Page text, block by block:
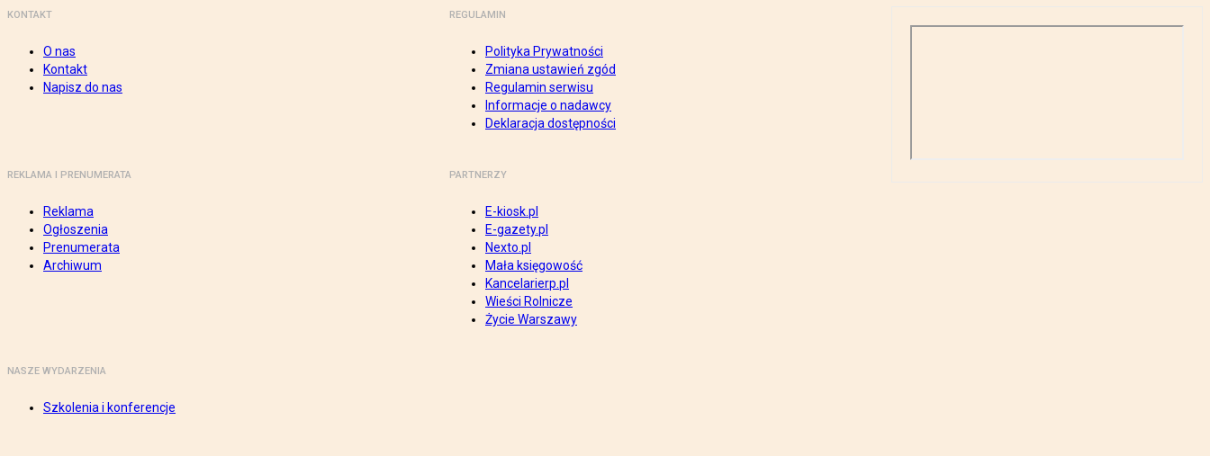
KONTAKT
O nas
Kontakt
Napisz do nas
REGULAMIN
Polityka Prywatności
Zmiana ustawień zgód
Regulamin serwisu
Informacje o nadawcy
Deklaracja dostępności
REKLAMA I PRENUMERATA
Reklama
Ogłoszenia
Prenumerata
Archiwum
PARTNERZY
E-kiosk.pl
E-gazety.pl
Nexto.pl
Mała księgowość
Kancelarierp.pl
Wieści Rolnicze
Życie Warszawy
NASZE WYDARZENIA
Szkolenia i konferencje